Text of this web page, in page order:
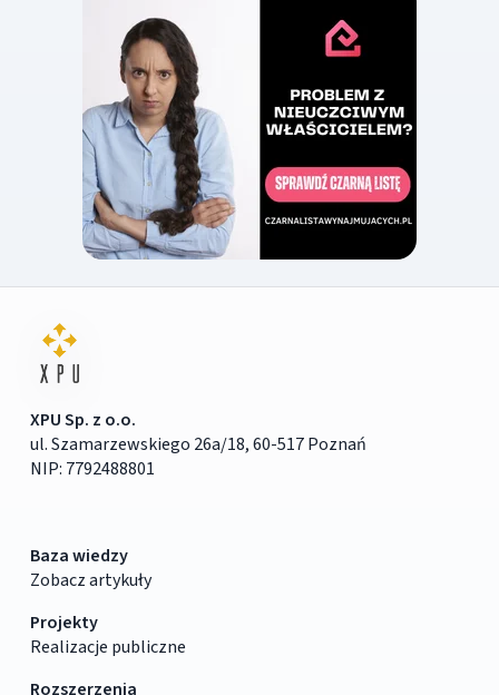
XPU Sp. z o.o.
ul. Szamarzewskiego 26a/18, 60-517 Poznań
NIP: 7792488801
Baza wiedzy
Zobacz artykuły
Projekty
Realizacje publiczne
Rozszerzenia